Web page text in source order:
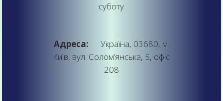
суботу
Адреса:
Україна, 03680, м.
Київ, вул. Солом’янська, 5, офіс
208